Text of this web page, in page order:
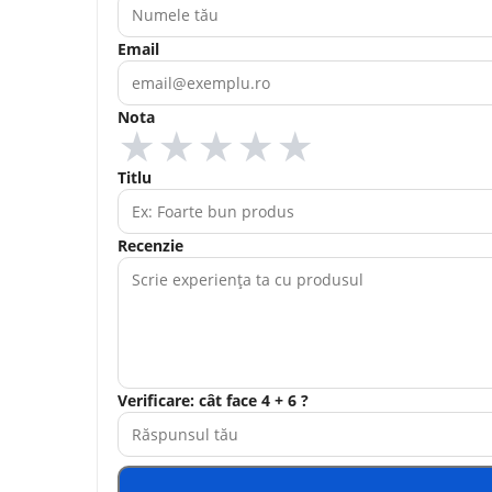
Email
Nota
★
★
★
★
★
Titlu
Recenzie
Verificare: cât face 4 + 6 ?